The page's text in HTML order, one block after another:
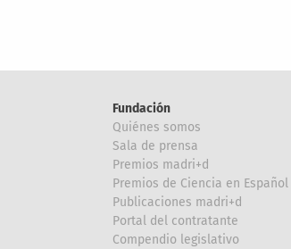
Fundación
Quiénes somos
Sala de prensa
Premios madri+d
Premios de Ciencia en Español
Publicaciones madri+d
Portal del contratante
Compendio legislativo